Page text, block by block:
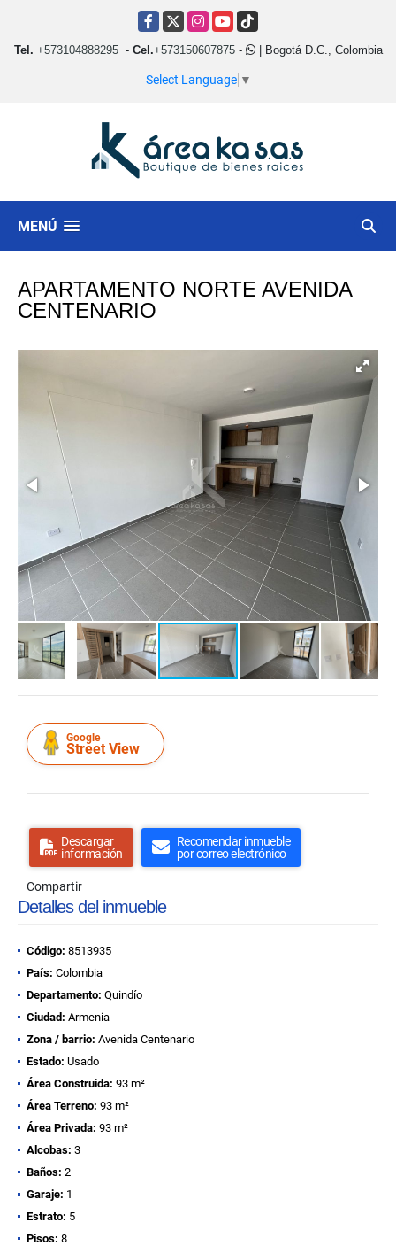
Facebook
X Instagram
YouTubeTikTok
Tel. +573104888295- Cel.+573150607875- | Bogotá D.C., Colombia
Select Language ▼
MENÚ
APARTAMENTO NORTE AVENIDA
CENTENARIO
Google
Street View
Descargar
información
Recomendar inmueble
por correo electrónico
Compartir
Detalles del inmueble
Código: 8513935
País: Colombia
Departamento: Quindío
Ciudad: Armenia
Zona / barrio: Avenida Centenario
Estado: Usado
Área Construida: 93 m²
Área Terreno: 93 m²
Área Privada: 93 m²
Alcobas: 3
Baños: 2
Garaje: 1
Estrato: 5
Pisos: 8